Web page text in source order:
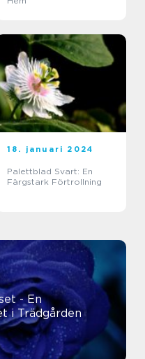
18. januari 2024
Palettblad Svart: En
Färgstark Förtrollning
- En
i Trädgården